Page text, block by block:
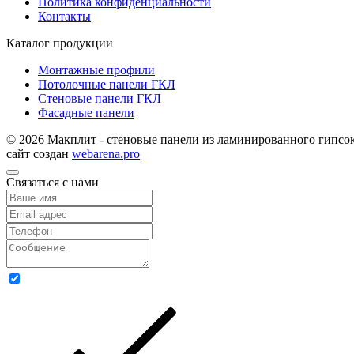
Контакты
Каталог продукции
Монтажные профили
Потолочные панели ГКЛ
Стеновые панели ГКЛ
Фасадные панели
© 2026 Макплит - стеновые панели из ламинированного
сайт создан webarena.pro
Связаться с нами